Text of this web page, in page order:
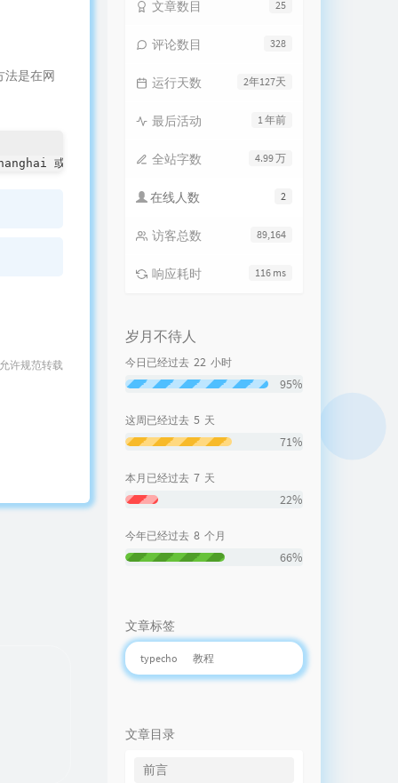
法是在网
或你需要的时区
许规范转载
25
文章数目
328
评论数目
2年127天
运行天数
1 年前
最后活动
4.99 万
全站字数
2
在线人数
89,164
访客总数
116 ms
响应耗时
岁月不待人
今日已经过去 22 小时
95%
这周已经过去 5 天
71%
本月已经过去 7 天
22%
今年已经过去 8 个月
66%
文章标签
typecho 教程
文章目录
前言